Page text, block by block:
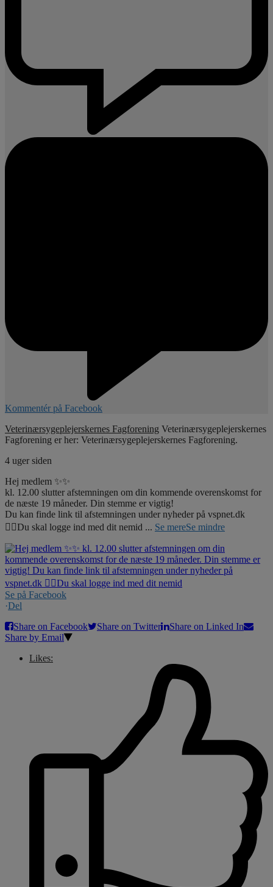
Kommentér på Facebook
Veterinærsygeplejerskernes Fagforening Veterinærsygeplejerskernes
Fagforening er her: Veterinærsygeplejerskernes Fagforening.
4 uger siden
Hej medlem ✨✨
kl. 12.00 slutter afstemningen om din kommende overenskomst for
de næste 19 måneder. Din stemme er vigtig!
Du kan finde link til afstemningen under nyheder på vspnet.dk
☝🏼Du skal logge ind med dit nemid ... Se mereSe mindre
Se på Facebook
·Del
Share on Facebook
Share on Twitter
Share on Linked In
Share by Email
Likes: